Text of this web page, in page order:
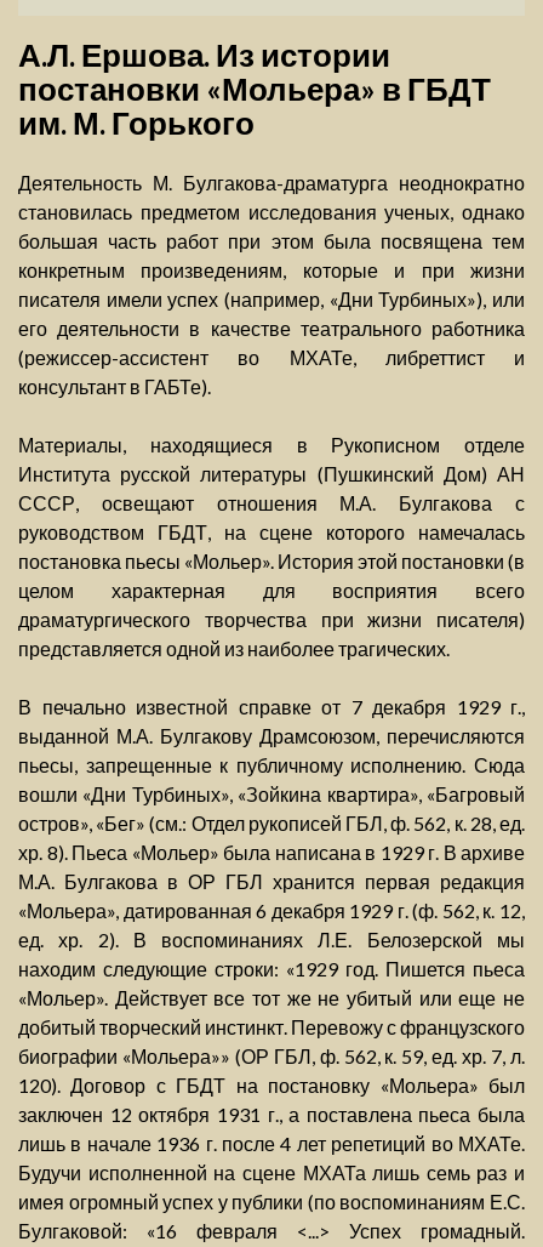
А.Л. Ершова. Из истории
постановки «Мольера» в ГБДТ
им. М. Горького
Деятельность М. Булгакова-драматурга неоднократно
становилась предметом исследования ученых, однако
большая часть работ при этом была посвящена тем
конкретным произведениям, которые и при жизни
писателя имели успех (например, «Дни Турбиных»), или
его деятельности в качестве театрального работника
(режиссер-ассистент во МХАТе, либреттист и
консультант в ГАБТе).
Материалы, находящиеся в Рукописном отделе
Института русской литературы (Пушкинский Дом) АН
СССР, освещают отношения М.А. Булгакова с
руководством ГБДТ, на сцене которого намечалась
постановка пьесы «Мольер». История этой постановки (в
целом характерная для восприятия всего
драматургического творчества при жизни писателя)
представляется одной из наиболее трагических.
В печально известной справке от 7 декабря 1929 г.,
выданной М.А. Булгакову Драмсоюзом, перечисляются
пьесы, запрещенные к публичному исполнению. Сюда
вошли «Дни Турбиных», «Зойкина квартира», «Багровый
остров», «Бег» (см.: Отдел рукописей ГБЛ, ф. 562, к. 28, ед.
хр. 8). Пьеса «Мольер» была написана в 1929 г. В архиве
М.А. Булгакова в ОР ГБЛ хранится первая редакция
«Мольера», датированная 6 декабря 1929 г. (ф. 562, к. 12,
ед. хр. 2). В воспоминаниях Л.Е. Белозерской мы
находим следующие строки: «1929 год. Пишется пьеса
«Мольер». Действует все тот же не убитый или еще не
добитый творческий инстинкт. Перевожу с французского
биографии «Мольера»» (ОР ГБЛ, ф. 562, к. 59, ед. хр. 7, л.
120). Договор с ГБДТ на постановку «Мольера» был
заключен 12 октября 1931 г., а поставлена пьеса была
лишь в начале 1936 г. после 4 лет репетиций во МХАТе.
Будучи исполненной на сцене МХАТа лишь семь раз и
имея огромный успех у публики (по воспоминаниям Е.С.
Булгаковой: «16 февраля <...> Успех громадный.